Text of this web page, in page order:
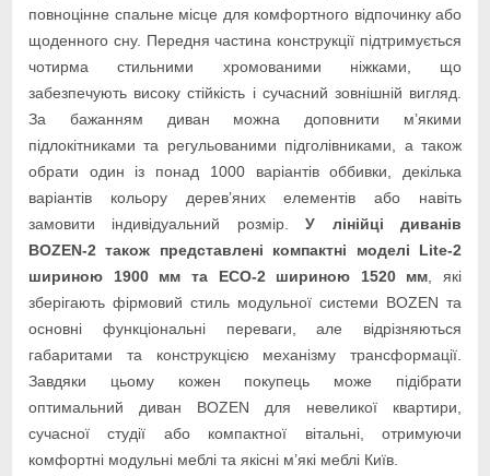
повноцінне спальне місце для комфортного відпочинку або
щоденного сну. Передня частина конструкції підтримується
чотирма стильними хромованими ніжками, що
забезпечують високу стійкість і сучасний зовнішній вигляд.
За бажанням диван можна доповнити м’якими
підлокітниками та регульованими підголівниками, а також
обрати один із понад 1000 варіантів оббивки, декілька
варіантів кольору дерев’яних елементів або навіть
замовити індивідуальний розмір.У лінійці диванів
BOZEN-2 також представлені компактні моделі Lite-2
шириною 1900 мм та ECO-2 шириною 1520 мм, які
зберігають фірмовий стиль модульної системи BOZEN та
основні функціональні переваги, але відрізняються
габаритами та конструкцією механізму трансформації.
Завдяки цьому кожен покупець може підібрати
оптимальний диван BOZEN для невеликої квартири,
сучасної студії або компактної вітальні, отримуючи
комфортні модульні меблі та якісні м’які меблі Київ.